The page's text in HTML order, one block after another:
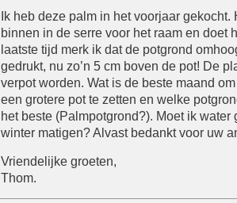
Ik heb deze palm in het voorjaar gekocht.
binnen in de serre voor het raam en doet
laatste tijd merk ik dat de potgrond
gedrukt, nu zo’n 5 cm boven de pot! De
verpot worden. Wat is de beste maand
een grotere pot te zetten en welke
het beste (Palmpotgrond?). Moet ik water
winter matigen? Alvast bedankt voor uw
Vriendelijke groeten,
Thom.